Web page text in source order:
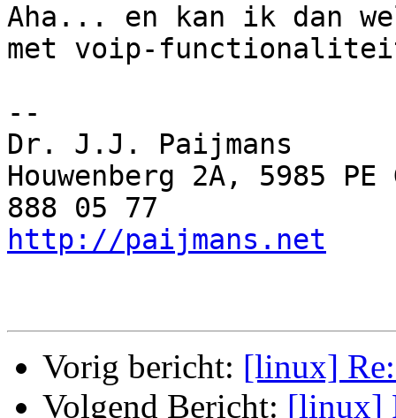
Aha... en kan ik dan
met voip-
--
Dr. J.J. Paijmans
Houwenberg 2A, 5985
http://paijmans.net
Vorig bericht: [linux] Re:
Volgend Bericht: [linux]